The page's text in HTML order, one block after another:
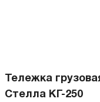
Тележка
Стелла КГ-250